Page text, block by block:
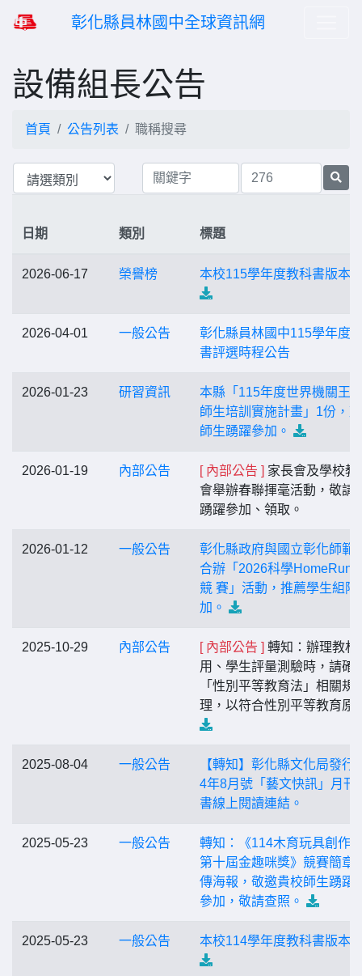
彰化縣員林國中全球資訊網
設備組長公告
首頁 公告列表 職稱搜尋
日期 類別 標題
2026-06-17 榮譽榜 本校115學年度教科書版本
2026-04-01 一般公告
彰化縣員林國中115學年度
書評選時程公告
2026-01-23 研習資訊
本縣「115年度世界機關王
師生培訓實施計畫」1份，
師生踴躍參加。
2026-01-19 內部公告 [ 內部公告 ] 家長會及學校教
會舉辦春聯揮毫活動，敬請
踴躍參加、領取。
2026-01-12 一般公告
彰化縣政府與國立彰化師範
合辦「2026科學HomeRun
競 賽」活動，推薦學生組隊
加。
2025-10-29 內部公告 [ 內部公告 ] 轉知：辦理教材
用、學生評量測驗時，請確
「性別平等教育法」相關規
理，以符合性別平等教育原
2025-08-04 一般公告
【轉知】彰化縣文化局發行
4年8月號「藝文快訊」月刊
書線上閱讀連結。
2025-05-23 一般公告
轉知：《114木育玩具創作
第十屆金趣咪獎》競賽簡章
傳海報，敬邀貴校師生踴躍
參加，敬請查照。
2025-05-23 一般公告 本校114學年度教科書版本